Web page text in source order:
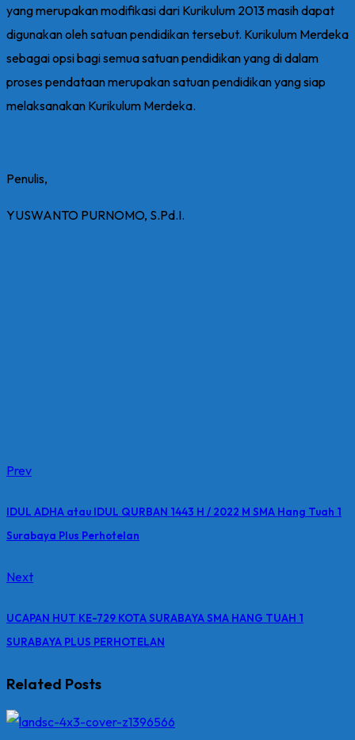
yang merupakan modifikasi dari Kurikulum 2013 masih dapat
digunakan oleh satuan pendidikan tersebut. Kurikulum Merdeka
sebagai opsi bagi semua satuan pendidikan yang di dalam
proses pendataan merupakan satuan pendidikan yang siap
melaksanakan Kurikulum Merdeka.
Penulis,
YUSWANTO PURNOMO, S.Pd.I.
Prev
IDUL ADHA atau IDUL QURBAN 1443 H / 2022 M SMA Hang Tuah 1
Surabaya Plus Perhotelan
Next
UCAPAN HUT KE-729 KOTA SURABAYA SMA HANG TUAH 1
SURABAYA PLUS PERHOTELAN
Related Posts